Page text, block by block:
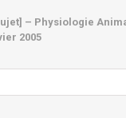
– Physiologie
2005